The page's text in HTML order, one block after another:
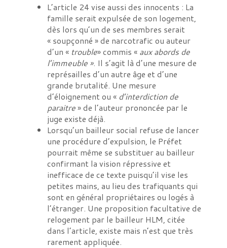
L’article 24 vise aussi des innocents : La
famille serait expulsée de son logement,
dès lors qu’un de ses membres serait
« soupçonné » de narcotrafic ou auteur
d’un « trouble» commis « aux abords de
l’immeuble ». Il s’agit là d’une mesure de
représailles d’un autre âge et d’une
grande brutalité. Une mesure
d’éloignement ou « d’interdiction de
paraitre» de l’auteur prononcée par le
juge existe déjà.
Lorsqu’un bailleur social refuse de lancer
une procédure d’expulsion, le Préfet
pourrait même se substituer au bailleur
confirmant la vision répressive et
inefficace de ce texte puisqu’il vise les
petites mains, au lieu des trafiquants qui
sont en général propriétaires ou logés à
l’étranger. Une proposition facultative de
relogement par le bailleur HLM, citée
dans l’article, existe mais n’est que très
rarement appliquée.